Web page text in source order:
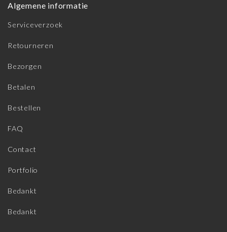
Algemene informatie
Serviceverzoek
Retourneren
Bezorgen
Betalen
Bestellen
FAQ
Contact
Portfolio
Bedankt
Bedankt